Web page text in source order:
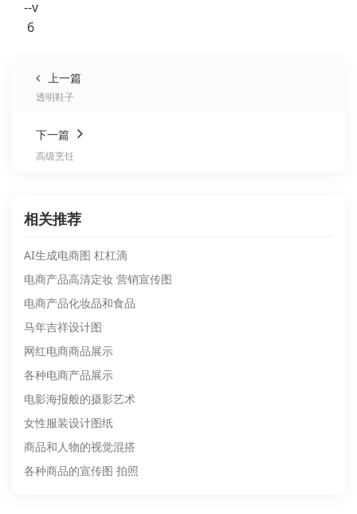
--v
6
上一篇
透明鞋子
下一篇
高级烹饪
相关推荐
AI生成电商图 杠杠滴
电商产品高清定妆 营销宣传图
电商产品化妆品和食品
马年吉祥设计图
网红电商商品展示
各种电商产品展示
电影海报般的摄影艺术
女性服装设计图纸
商品和人物的视觉混搭
各种商品的宣传图 拍照